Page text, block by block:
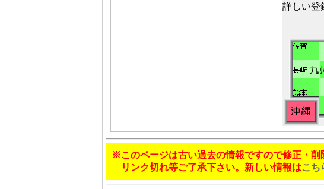
詳しい登
※このページは古い過去の情報ですので修正・削
リンク切れ等ご了承下さい。新しい情報はこち